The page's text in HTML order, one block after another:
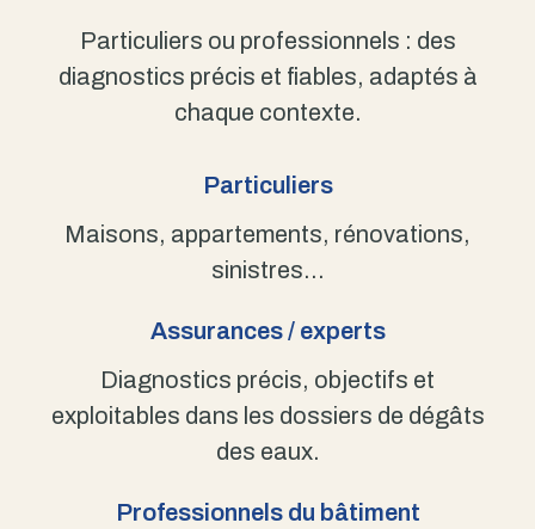
Particuliers ou professionnels : des
diagnostics précis et fiables, adaptés à
chaque contexte.
Particuliers
Maisons, appartements, rénovations,
sinistres…
Assurances / experts
Diagnostics précis, objectifs et
exploitables dans les dossiers de dégâts
des eaux.
Professionnels du bâtiment